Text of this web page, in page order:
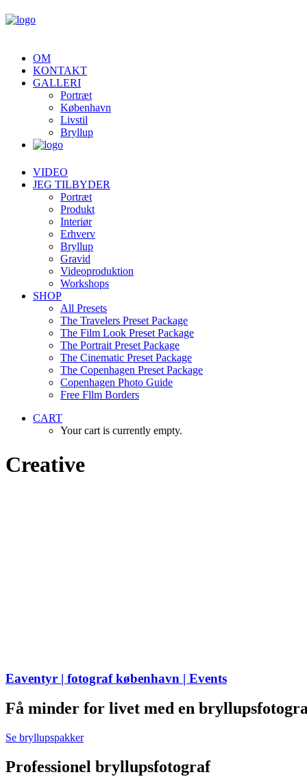
OM
KONTAKT
GALLERI
Portræt
København
Livstil
Bryllup
VIDEO
JEG TILBYDER
Portræt
Produkt
Interiør
Erhverv
Bryllup
Gravid
Videoproduktion
Workshops
SHOP
All Presets
The Travelers Preset Package
The Film Look Preset Package
The Portrait Preset Package
The Cinematic Preset Package
The Copenhagen Preset Package
Copenhagen Photo Guide
Free Fllm Borders
CART
Your cart is currently empty.
Creative
Eaventyr | fotograf københavn | Events
Få minder for livet med en bryllupsfotogr
Se bryllupspakker
Professionel bryllupsfotograf